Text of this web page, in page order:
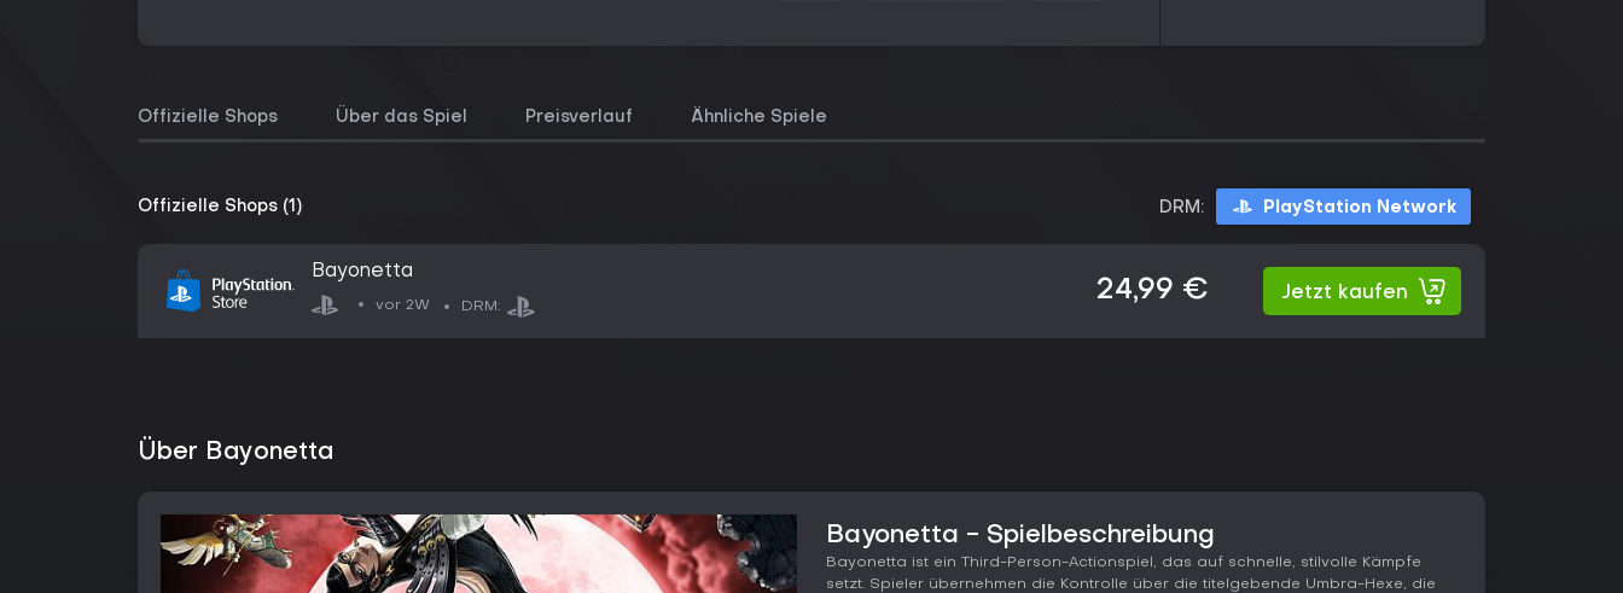
Offizielle Shops Über das Spiel Preisverlauf Ähnliche Spiele
Offizielle Shops (1) DRM: PlayStation Network
Bayonetta
vor 2W DRM:
24,99 € Jetzt kaufen
Über Bayonetta
Bayonetta - Spielbeschreibung
Bayonetta ist ein Third-Person-Actionspiel, das auf schnelle, stilvolle Kämpfe
setzt. Spieler übernehmen die Kontrolle über die titelgebende Umbra-Hexe, die